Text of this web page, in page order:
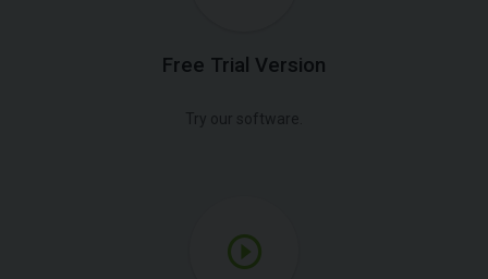
Free Trial Version
Try our software.